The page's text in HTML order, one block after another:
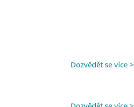
Dozvědět se více >